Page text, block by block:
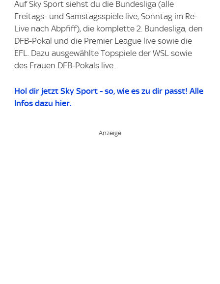
Auf Sky Sport siehst du die Bundesliga (alle
Freitags- und Samstagsspiele live, Sonntag im Re-
Live nach Abpfiff), die komplette 2. Bundesliga, den
DFB-Pokal und die Premier League live sowie die
EFL. Dazu ausgewählte Topspiele der WSL sowie
des Frauen DFB-Pokals live.
Hol dir jetzt Sky Sport - so, wie es zu dir passt! Alle
Infos dazu hier.